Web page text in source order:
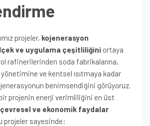
projeler, kojenerasyon
ve uygulama çeşitliliğini ortaya
rafinerilerinden soda fabrikalarına,
ve kentsel ısıtmaya kadar
benimsendiğini görüyoruz.
projenin enerji verimliliğini en üst
çevresel ve ekonomik faydalar
projeler sayesinde: